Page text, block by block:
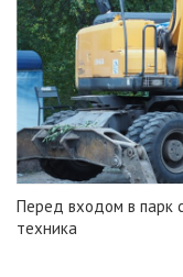
Перед входом в парк
техника